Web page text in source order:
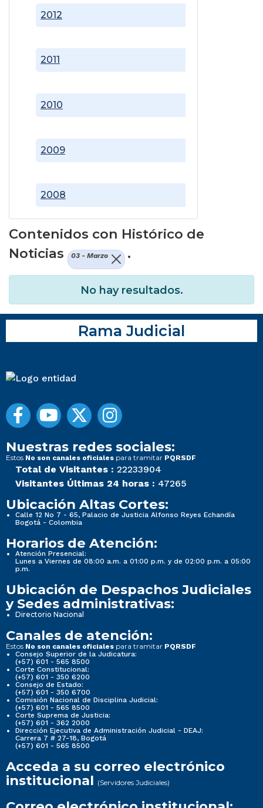
2008
2009
2010
2011
2012
Contenidos con Histórico de
Noticias
03 - Marzo .
No hay resultados.
Rama Judicial
Nuestras redes sociales:
Estos No son canales oficiales para tramitar PQRSDF
Total de Visitantes : 22233904
Visitantes Últimas 24 horas : 47265
Ubicación Altas Cortes:
Calle 12 No 7 - 65, Palacio de Justicia Alfonso Reyes Echandía
Bogotá - Colombia
Horarios de Atención:
Atención Presencial:
Lunes a Viernes de 08:00 a.m. a 01:00 p.m. y de 02:00 p.m. a 05:00
p.m.
Ubicación de Despachos Judiciales
y Sedes administrativas:
Directorio Nacional
Canales de atención:
Estos No son canales oficiales para tramitar PQRSDF
Consejo Superior de la Judicatura:
(+57) 601 - 565 8500
Corte Constitucional:
(+57) 601 - 350 6200
Consejo de Estado:
(+57) 601 - 350 6700
Comisión Nacional de Disciplina Judicial:
(+57) 601 - 565 8500
Corte Suprema de Justicia:
(+57) 601 - 362 2000
Dirección Ejecutiva de Administración Judicial - DEAJ:
Carrera 7 # 27-18, Bogotá
(+57) 601 - 565 8500
Acceda a su correo electrónico
institucional (Servidores Judiciales)